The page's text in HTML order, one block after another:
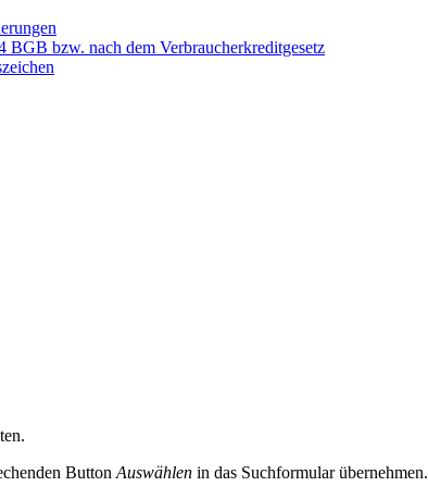
BGB bzw. nach dem Verbraucherkreditgesetz
Button Auswählen in das Suchformular übernehmen.